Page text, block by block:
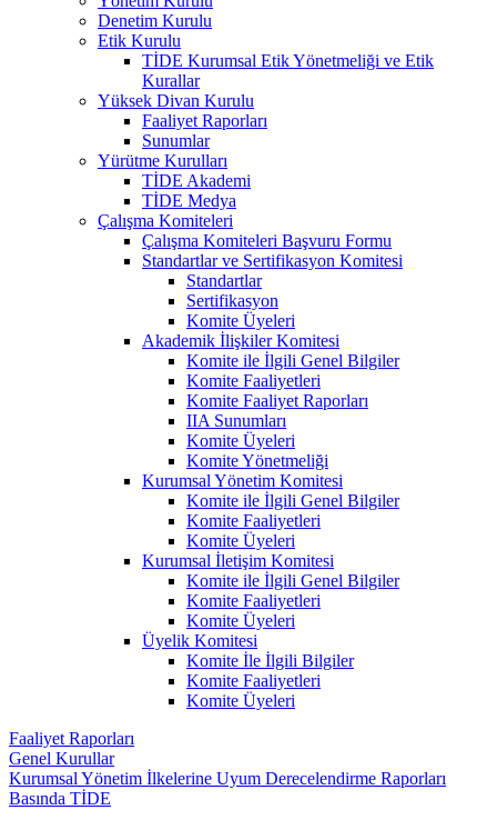
Denetim Kurulu
Etik Kurulu
TİDE Kurumsal Etik Yönetmeliği ve Etik
Kurallar
Yüksek Divan Kurulu
Faaliyet Raporları
Sunumlar
Yürütme Kurulları
TİDE Akademi
TİDE Medya
Çalışma Komiteleri
Çalışma Komiteleri Başvuru Formu
Standartlar ve Sertifikasyon Komitesi
Standartlar
Sertifikasyon
Komite Üyeleri
Akademik İlişkiler Komitesi
Komite ile İlgili Genel Bilgiler
Komite Faaliyetleri
Komite Faaliyet Raporları
IIA Sunumları
Komite Üyeleri
Komite Yönetmeliği
Kurumsal Yönetim Komitesi
Komite ile İlgili Genel Bilgiler
Komite Faaliyetleri
Komite Üyeleri
Kurumsal İletişim Komitesi
Komite ile İlgili Genel Bilgiler
Komite Faaliyetleri
Komite Üyeleri
Üyelik Komitesi
Komite İle İlgili Bilgiler
Komite Faaliyetleri
Komite Üyeleri
Faaliyet Raporları
Genel Kurullar
Kurumsal Yönetim İlkelerine Uyum Derecelendirme Raporları
Basında TİDE